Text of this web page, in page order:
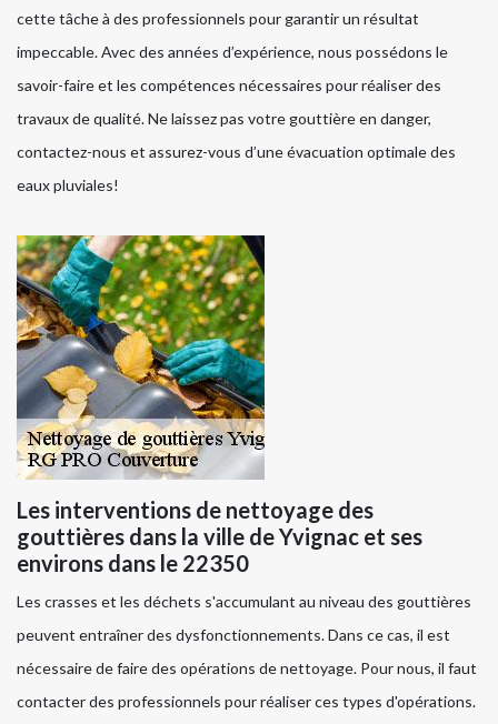
cette tâche à des professionnels pour garantir un résultat
impeccable. Avec des années d’expérience, nous possédons le
savoir-faire et les compétences nécessaires pour réaliser des
travaux de qualité. Ne laissez pas votre gouttière en danger,
contactez-nous et assurez-vous d’une évacuation optimale des
eaux pluviales!
Les interventions de nettoyage des
gouttières dans la ville de Yvignac et ses
environs dans le 22350
Les crasses et les déchets s'accumulant au niveau des gouttières
peuvent entraîner des dysfonctionnements. Dans ce cas, il est
nécessaire de faire des opérations de nettoyage. Pour nous, il faut
contacter des professionnels pour réaliser ces types d'opérations.